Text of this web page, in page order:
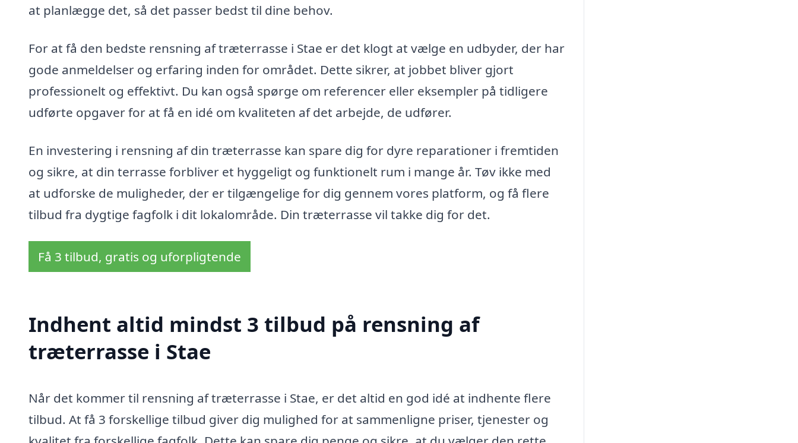
at planlægge det, så det passer bedst til dine behov.
For at få den bedste rensning af træterrasse i Stae er det klogt at vælge en udbyder, der har
gode anmeldelser og erfaring inden for området. Dette sikrer, at jobbet bliver gjort
professionelt og effektivt. Du kan også spørge om referencer eller eksempler på tidligere
udførte opgaver for at få en idé om kvaliteten af det arbejde, de udfører.
En investering i rensning af din træterrasse kan spare dig for dyre reparationer i fremtiden
og sikre, at din terrasse forbliver et hyggeligt og funktionelt rum i mange år. Tøv ikke med
at udforske de muligheder, der er tilgængelige for dig gennem vores platform, og få flere
tilbud fra dygtige fagfolk i dit lokalområde. Din træterrasse vil takke dig for det.
Få 3 tilbud, gratis og uforpligtende
Indhent altid mindst 3 tilbud på rensning af
træterrasse i Stae
Når det kommer til rensning af træterrasse i Stae, er det altid en god idé at indhente flere
tilbud. At få 3 forskellige tilbud giver dig mulighed for at sammenligne priser, tjenester og